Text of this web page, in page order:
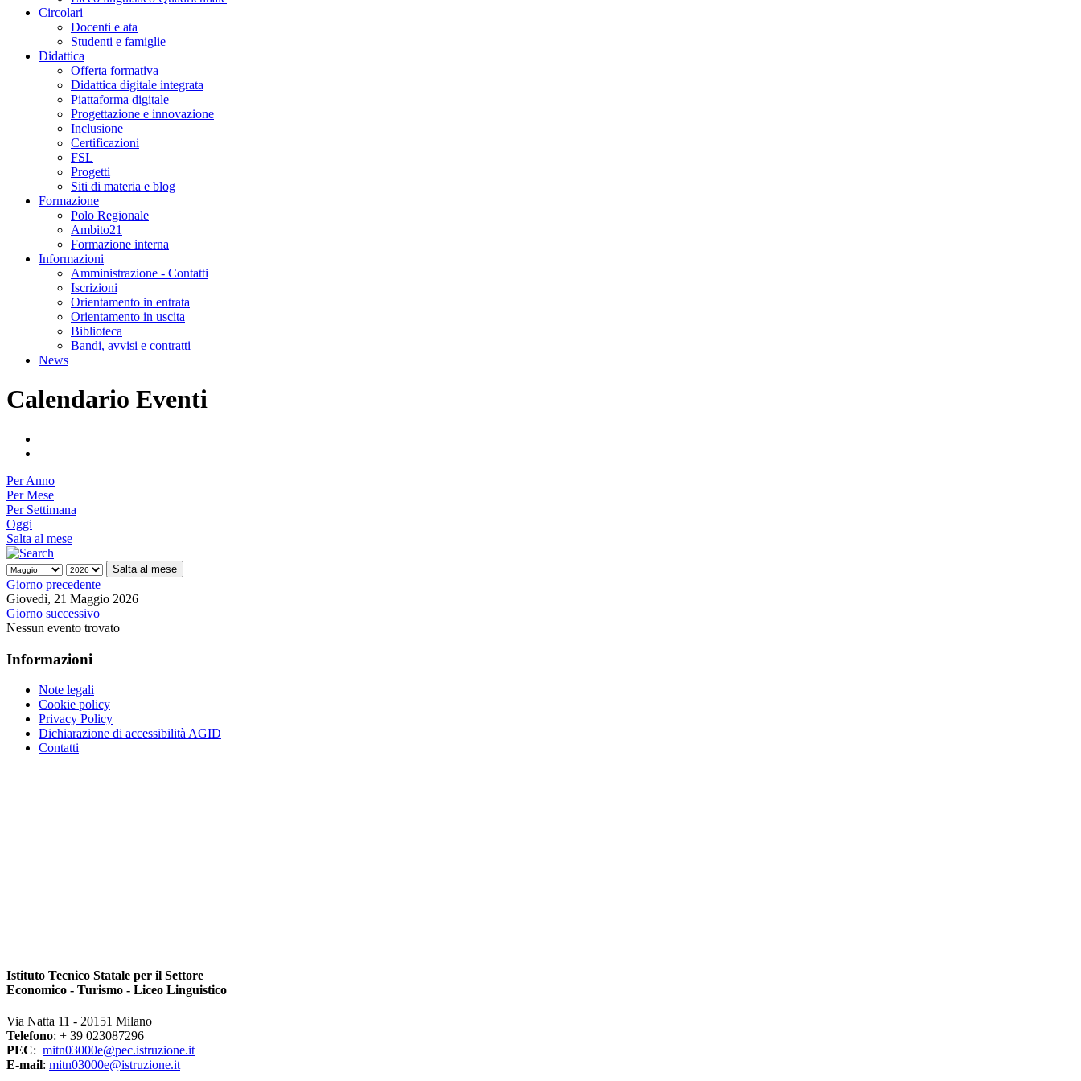
Circolari
Docenti e ata
Studenti e famiglie
Didattica
Offerta formativa
Didattica digitale integrata
Piattaforma digitale
Progettazione e innovazione
Inclusione
Certificazioni
FSL
Progetti
Siti di materia e blog
Formazione
Polo Regionale
Ambito21
Formazione interna
Informazioni
Amministrazione - Contatti
Iscrizioni
Orientamento in entrata
Orientamento in uscita
Biblioteca
Bandi, avvisi e contratti
News
Calendario Eventi
Per Anno
Per Mese
Per Settimana
Oggi
Salta al mese
Salta al mese
Giorno precedente
Giovedì, 21 Maggio 2026
Giorno successivo
Nessun evento trovato
Informazioni
Note legali
Cookie policy
Privacy Policy
Dichiarazione di accessibilità AGID
Contatti
Istituto Tecnico Statale per il Settore
Economico - Turismo - Liceo Linguistico
Via Natta 11 - 20151 Milano
Telefono: + 39 023087296
PEC: mitn03000e@pec.istruzione.it
E-mail: mitn03000e@istruzione.it